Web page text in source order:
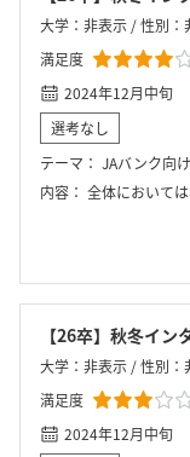
大学：非表示 / 性別
満足度
2024年12月中旬
選考なし
テーマ： JAバンク向けシ
内容： 全体においては、農中情報システムの会社の
【26卒】秋冬イ
大学：非表示 / 性別
満足度
2024年12月中旬